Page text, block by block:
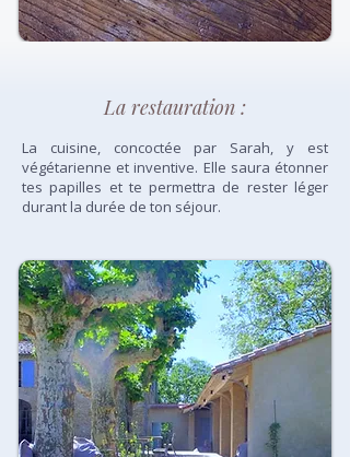
La restauration :
La cuisine, concoctée par Sarah, y est
végétarienne et inventive. Elle saura étonner
tes papilles et te permettra de rester léger
durant la durée de ton séjour.